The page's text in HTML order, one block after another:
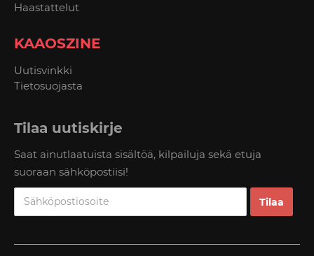
Haastattelut
KAAOSZINE
Uutisvinkki
Tietosuojasta
Tilaa uutiskirje
Saat ainutlaatuista sisältöä, kilpailuja sekä etuja
suoraan sähköpostiisi!